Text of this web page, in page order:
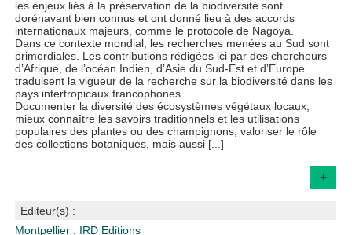
les enjeux liés à la préservation de la biodiversité sont
dorénavant bien connus et ont donné lieu à des accords
internationaux majeurs, comme le protocole de Nagoya.
Dans ce contexte mondial, les recherches menées au Sud sont
primordiales. Les contributions rédigées ici par des chercheurs
dʼAfrique, de lʼocéan Indien, dʼAsie du Sud-Est et dʼEurope
traduisent la vigueur de la recherche sur la biodiversité dans les
pays intertropicaux francophones.
Documenter la diversité des écosystèmes végétaux locaux,
mieux connaître les savoirs traditionnels et les utilisations
populaires des plantes ou des champignons, valoriser le rôle
des collections botaniques, mais aussi [...]
+
Editeur(s) :
Montpellier : IRD Editions